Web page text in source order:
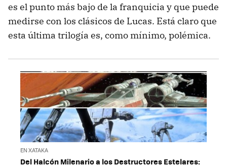
es el punto más bajo de la franquicia y que puede
medirse con los clásicos de Lucas. Está claro que
esta última trilogía es, como mínimo, polémica.
EN XATAKA
Del Halcón Milenario a los Destructores Estelares: